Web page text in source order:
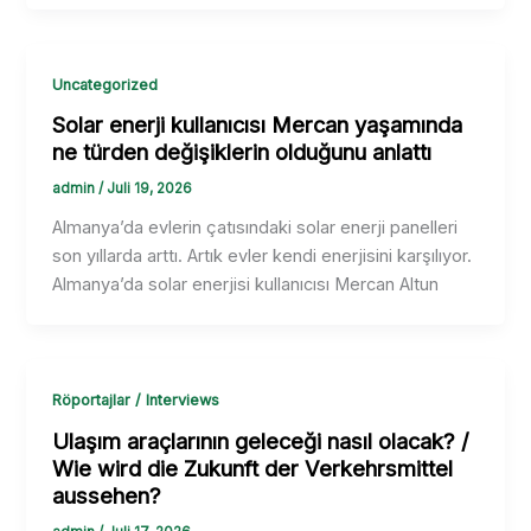
Uncategorized
Solar enerji kullanıcısı Mercan yaşamında
ne türden değişiklerin olduğunu anlattı
admin/ Juli 19, 2026
Almanya’da evlerin çatısındaki solar enerji panelleri
son yıllarda arttı. Artık evler kendi enerjisini karşılıyor.
Almanya’da solar enerjisi kullanıcısı Mercan Altun
Röportajlar / Interviews
Ulaşım araçlarının geleceği nasıl olacak? /
Wie wird die Zukunft der Verkehrsmittel
aussehen?